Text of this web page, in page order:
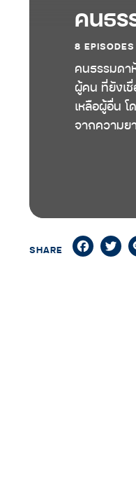
คนธร
8 EPISODES
คนธรรมดา
ผู้คน ที่ยังเ
เหลือผู้อื่น
จากความย
SHARE